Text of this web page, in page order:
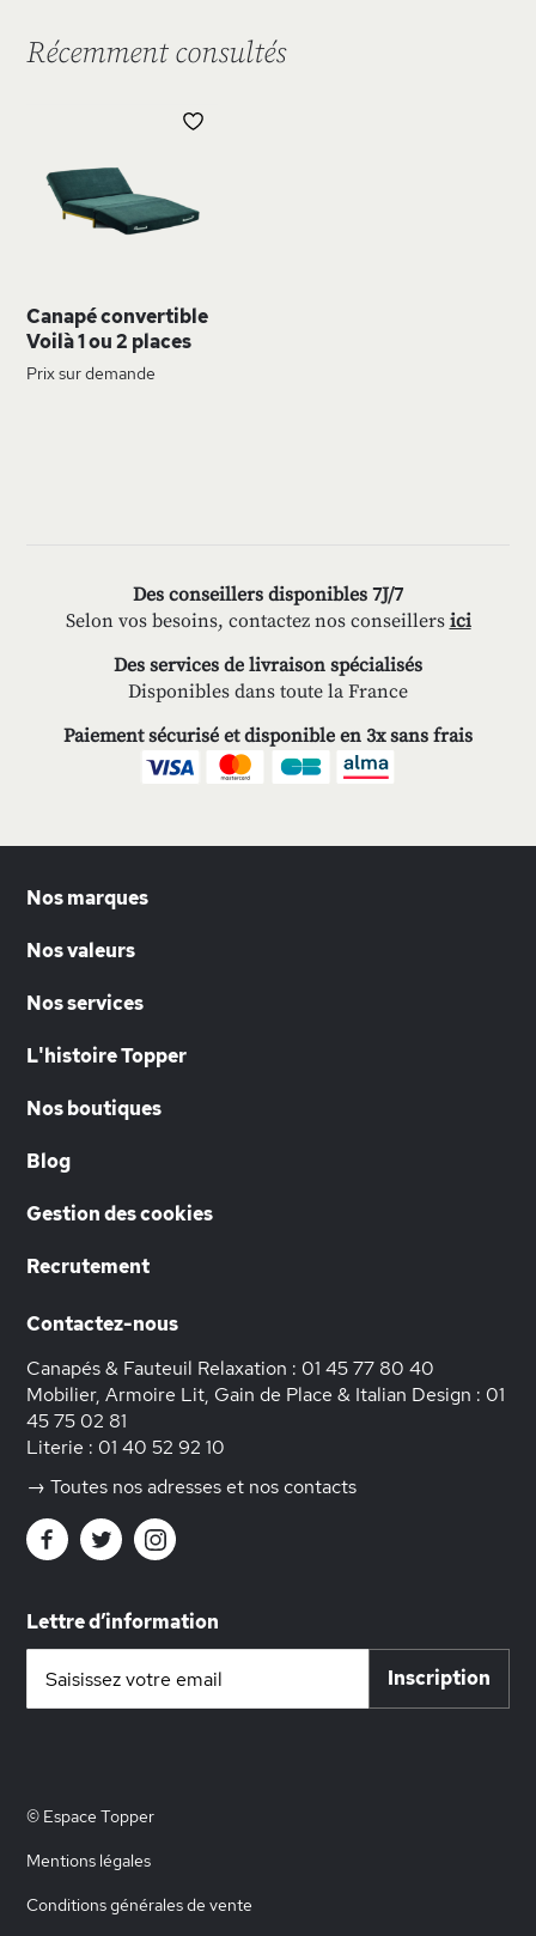
Récemment consultés
Canapé convertible
Voilà 1 ou 2 places
Prix sur demande
Des conseillers disponibles 7J/7
Selon vos besoins, contactez nos conseillers ici
Des services de livraison spécialisés
Disponibles dans toute la France
Paiement sécurisé et disponible en 3x sans frais
Nos marques
Nos valeurs
Nos services
L'histoire Topper
Nos boutiques
Blog
Gestion des cookies
Recrutement
Contactez-nous
Canapés & Fauteuil Relaxation : 01 45 77 80 40
Mobilier, Armoire Lit, Gain de Place & Italian Design : 01
45 75 02 81
Literie : 01 40 52 92 10
→ Toutes nos adresses et nos contacts
Lettre d’information
notre
Inscription
© Espace Topper
Mentions légales
Conditions générales de vente